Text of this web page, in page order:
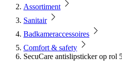
Assortiment
Sanitair
Badkameraccessoires
Comfort & safety
SecuCare antislipsticker op rol